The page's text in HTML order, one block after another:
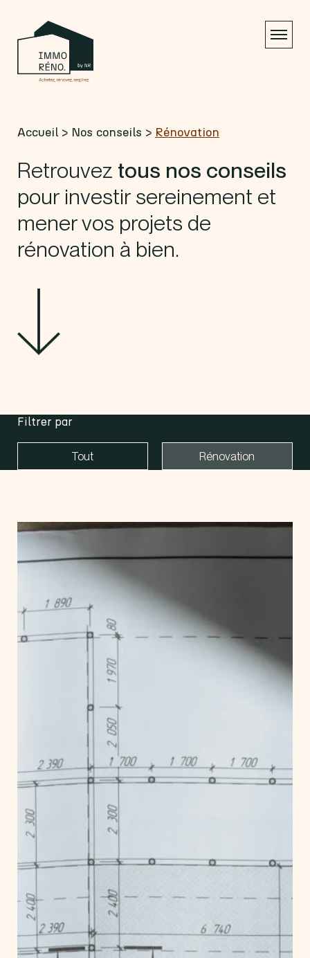
Accueil> Nos conseils > Rénovation
Retrouvez tous nos conseils
pour investir sereinement et
mener vos projets de
rénovation à bien.
Filtrer par
Tout Rénovation